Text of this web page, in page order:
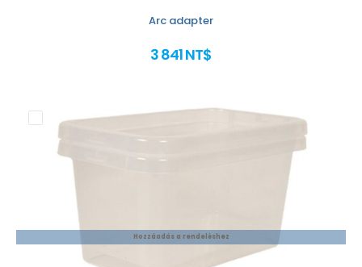
Arc adapter
3 841 NT$
Hozzáadás a rendeléshez